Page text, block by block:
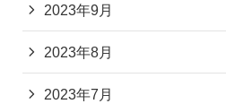
2023年9月
2023年8月
2023年7月